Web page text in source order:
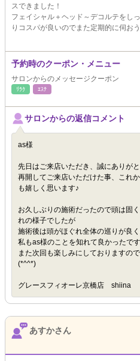
スできました！
フェイシャル＋ヘッド～デコルテをし
りコスパが良いのでまた定期的に伺お
予約時のクーポン・メニュー
サロンからのメッセージクーポン
ﾘﾗｸ ｴｽﾃ
サロンからの返信コメント
as様
先日はご来店いただき、誠にありが
再開してご来店いただけた事、これ
も嬉しく思います♪
お久しぶりの施術だったので頭は固
れの様子でしたが
施術後は頭がほぐれ全体の巡りが良
私もas様のことを知れて良かったで
また次回も楽しみにしておりますの
(*^^*)
グレースフィオーレ京橋店 shiina
あすかさん